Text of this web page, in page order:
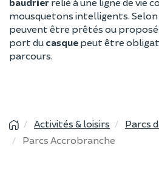
mousquetons intelligents. Selon
peuvent être prêtés ou
port du casque peut être
parcours.
Activités & loisirs
Parcs
Parcs Accrobranche